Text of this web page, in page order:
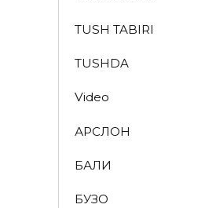
TUSH TABIRI
TUSHDA
Video
АРСЛОН
БАЛИҚ
БУЗОҚ